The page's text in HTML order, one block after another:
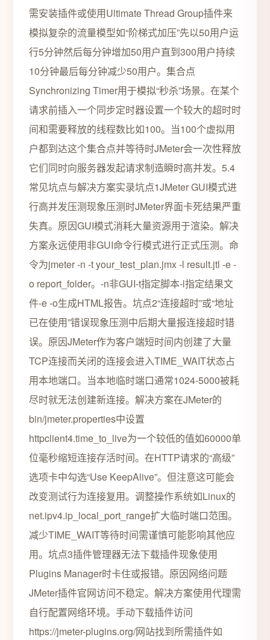
需安装插件或使用Ultimate Thread Group插件来
模拟复杂的流量模型如“阶梯式加压”先以50用户运
行5分钟然后每分钟增加50用户直到300用户持续
10分钟最后每分钟减少50用户。集合点
Synchronizing Timer用于模拟“秒杀”场景。在某个
请求前插入一个同步定时器设置一个较大的超时时
间和需要释放的线程数比如100。当100个虚拟用
户都到达这个集合点并等待时JMeter会一次性释放
它们同时向服务器发起请求制造瞬时高并发。5.4
常见坑点与解决方案实录坑点1JMeter GUI模式进
行高并发压测现象压测时JMeter界面卡死结果严重
失真。原因GUI模式消耗大量资源用于渲染。解决
方案永远使用非GUI命令行模式进行正式压测。命
令为jmeter -n -t your_test_plan.jmx -l result.jtl -e -
o report_folder。-n非GUI-t指定脚本-l指定结果文
件-e -o生成HTML报告。坑点2“连接超时”或“地址
已在使用”错误现象压测中后期大量报连接超时错
误。原因JMeter作为客户端短时间内创建了大量
TCP连接而关闭的连接会进入TIME_WAIT状态占
用本地端口。当本地临时端口通常1024-5000被耗
尽时就无法创建新连接。解决方案在JMeter的
bin/jmeter.properties中设置
httpclient4.time_to_live为一个较低的值如60000单
位毫秒缩短连接存活时间。在HTTP请求的“高级”
选项卡中勾选“Use KeepAlive”。但注意这可能会
改变测试行为连接复用。调整操作系统如Linux的
net.ipv4.ip_local_port_range扩大临时端口范围。
减少TIME_WAIT等待时间需谨慎可能影响其他应
用。坑点3插件管理器无法下载插件现象使用
Plugins Manager时卡住或报错。原因网络问题
JMeter插件官网访问不稳定。解决方案使用代理需
自行配置网络环境。手动下载插件访问
https://jmeter-plugins.org/网站找到所需插件如